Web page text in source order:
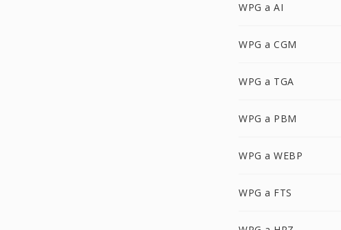
WPG a AI
WPG a CGM
WPG a TGA
WPG a PBM
WPG a WEBP
WPG a FTS